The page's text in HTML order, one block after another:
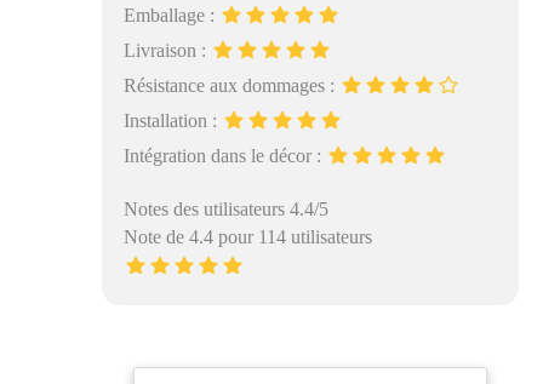
Emballage :
Livraison :
Résistance aux dommages :
Installation :
Intégration dans le décor :
Notes des utilisateurs 4.4/5
Note de 4.4 pour 114 utilisateurs